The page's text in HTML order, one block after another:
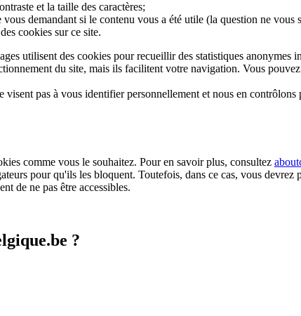
et la taille des caractères;
demandant si le contenu vous a été utile (la question ne vous
cookies sur ce site.
utilisent des cookies pour recueillir des statistiques
du site, mais ils facilitent votre navigation. Vous
pas à vous identifier personnellement et nous en
comme vous le souhaitez. Pour en savoir plus, consultez
pour qu'ils les bloquent. Toutefois, dans ce cas, vous
de ne pas être accessibles.
?